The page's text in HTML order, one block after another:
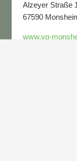
Alzeyer Straße
67590
www.vg-